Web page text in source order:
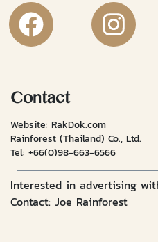
RakDok Channel Facebook
RakDok
Contact
Website: RakDok.com
Rainforest (Thailand) Co., Ltd.
Tel: +66(0)98-663-6566
Interested in advertising
Contact: Joe Rainforest